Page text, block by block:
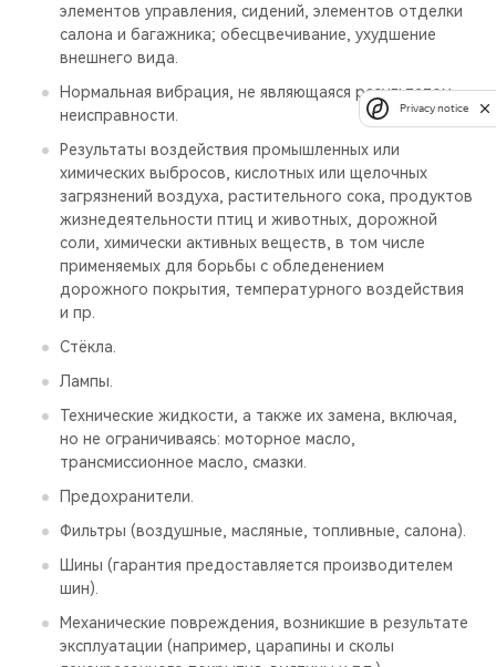
элементов управления, сидений, элементов отделки
салона и багажника; обесцвечивание, ухудшение
внешнего вида.
Нормальная вибрация, не являющаяся результатом
неисправности.
Результаты воздействия промышленных или
химических выбросов, кислотных или щелочных
загрязнений воздуха, растительного сока, продуктов
жизнедеятельности птиц и животных, дорожной
соли, химически активных веществ, в том числе
применяемых для борьбы с обледенением
дорожного покрытия, температурного воздействия
и пр.
Стёкла.
Лампы.
Технические жидкости, а также их замена, включая,
но не ограничиваясь: моторное масло,
трансмиссионное масло, смазки.
Предохранители.
Фильтры (воздушные, масляные, топливные, салона).
Шины (гарантия предоставляется производителем
шин).
Механические повреждения, возникшие в результате
эксплуатации (например, царапины и сколы
Privacy notice